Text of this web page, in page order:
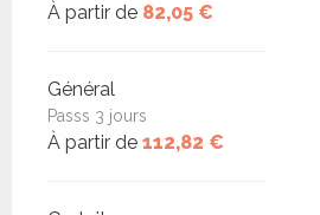
À partir de 82,05 €
Général
Passs 3 jours
À partir de 112,82 €